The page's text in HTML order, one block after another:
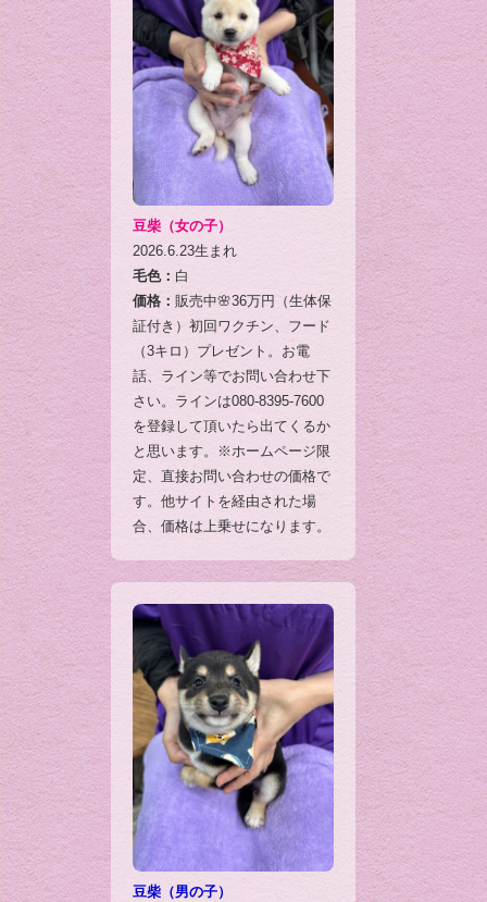
豆柴（女の子）
2026.6.23生まれ
毛色： 白
価格： 販売中🌸36万円（生体保
証付き）初回ワクチン、フード
（3キロ）プレゼント。お電
話、ライン等でお問い合わせ下
さい。ラインは080-8395-7600
を登録して頂いたら出てくるか
と思います。※ホームページ限
定、直接お問い合わせの価格で
す。他サイトを経由された場
合、価格は上乗せになります。
豆柴（男の子）